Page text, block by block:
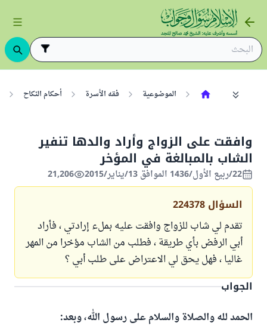
الموضوعية فقه الأسرة أحكام النكاح
وافقت على الزواج وأراد والدها تنفير
الشاب بالمبالغة في المؤخر
22/ربيع الأول/1436 الموافق 13/يناير/2015 21,206
السؤال 224378
تقدم لي شاب للزواج وافقت عليه بملء إرادتي ، فأراد
أبي الرفض بأي طريقة ، فطلب من الشاب مؤخرا من المهر
غاليا ، فهل يحق لي الاعتراض على طلب أبي ؟
الجواب
الحمد لله والصلاة والسلام على رسول الله، وبعد: